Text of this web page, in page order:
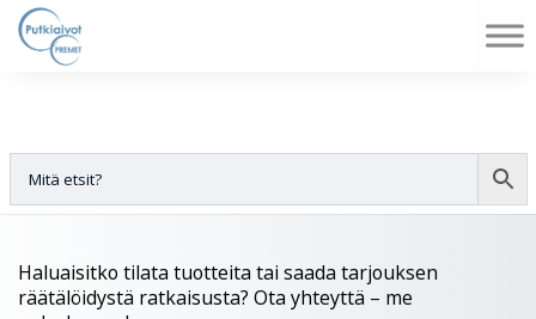
Haluaisitko tilata tuotteita tai saada tarjouksen
räätälöidystä ratkaisusta? Ota yhteyttä – me